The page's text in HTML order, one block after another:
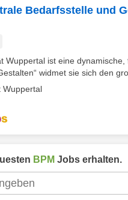
Bedarfsstelle und
Wuppertal ist eine
widmet sie sich den
Wuppertal
BPM Jobs erhalten.